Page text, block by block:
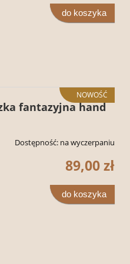
do koszyka
fantazyjna hand
Dostępność: na wyczerpaniu
89,00 zł
do koszyka
NOWOŚĆ